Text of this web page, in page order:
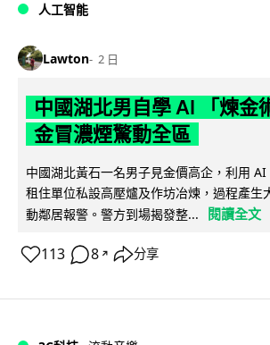
人工智能
Lawton 2 日
中國湖北男自學 AI 「煉金
金冒濃煙驚動全區
中國湖北黃石一名男子見金價高企，利用
租住單位私設高壓爐及作坊冶煉，過程產生
動鄰居報警。警方到場揭發整...
閱讀全文
113 8 ↗ 分享